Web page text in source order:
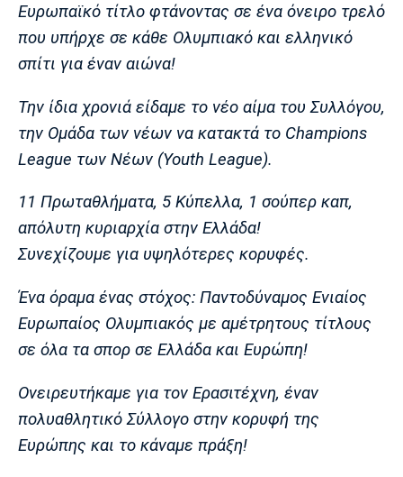
Μίλαν Μπάγερν
Μπορούσια
Ντόρτμουντ
Παρί Σεν
Ζερμέν
Μαρσέιγ
Μονακό
Ερυθρός
Αστέρας
Πόρτο Μπενφίκα
Ευρωπαϊκό τίτλο φτάνοντας σε ένα όνειρο τρελό
που υπήρχε σε κάθε Ολυμπιακό και ελληνικό
σπίτι για έναν αιώνα!
Την ίδια χρονιά είδαμε το νέο αίμα του Συλλόγου,
την Ομάδα των νέων να κατακτά το Champions
League των Νέων (Youth League).
11 Πρωταθλήματα, 5 Κύπελλα, 1 σούπερ καπ,
απόλυτη κυριαρχία στην Ελλάδα!
Συνεχίζουμε για υψηλότερες κορυφές.
Ένα όραμα ένας στόχος: Παντοδύναμος Ενιαίος
Ευρωπαίος Ολυμπιακός με αμέτρητους τίτλους
σε όλα τα σπορ σε Ελλάδα και Ευρώπη!
Ονειρευτήκαμε για τον Ερασιτέχνη, έναν
πολυαθλητικό Σύλλογο στην κορυφή της
Ευρώπης και το κάναμε πράξη!